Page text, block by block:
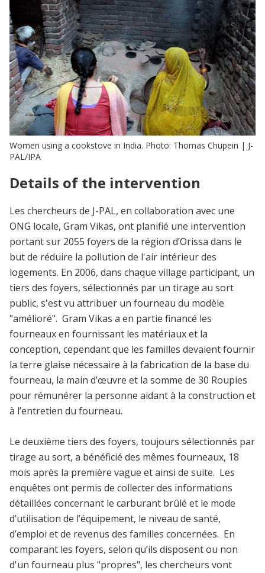
Women using a cookstove in India. Photo: Thomas Chupein | J-
PAL/IPA
Details of the intervention
Les chercheurs de J-PAL, en collaboration avec une
ONG locale, Gram Vikas, ont planifié une intervention
portant sur 2055 foyers de la région d’Orissa dans le
but de réduire la pollution de l'air intérieur des
logements. En 2006, dans chaque village participant, un
tiers des foyers, sélectionnés par un tirage au sort
public, s'est vu attribuer un fourneau du modèle
"amélioré". Gram Vikas a en partie financé les
fourneaux en fournissant les matériaux et la
conception, cependant que les familles devaient fournir
la terre glaise nécessaire à la fabrication de la base du
fourneau, la main d’œuvre et la somme de 30 Roupies
pour rémunérer la personne aidant à la construction et
à l’entretien du fourneau.
Le deuxième tiers des foyers, toujours sélectionnés par
tirage au sort, a bénéficié des mêmes fourneaux, 18
mois après la première vague et ainsi de suite. Les
enquêtes ont permis de collecter des informations
détaillées concernant le carburant brûlé et le mode
d’utilisation de l’équipement, le niveau de santé,
d’emploi et de revenus des familles concernées. En
comparant les foyers, selon qu’ils disposent ou non
d'un fourneau plus "propres", les chercheurs vont